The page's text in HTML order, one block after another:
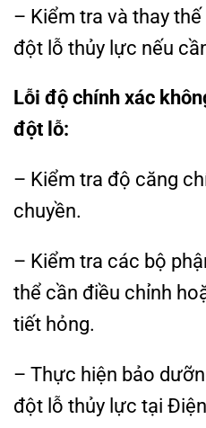
– Kiểm tra và thay
đột lỗ thủy lực nếu
Lỗi độ chính xác
đột lỗ:
– Kiểm tra độ căng
chuyền.
– Kiểm tra các bộ
thể cần điều chỉnh
tiết hỏng.
– Thực hiện bảo
đột lỗ thủy lực tại